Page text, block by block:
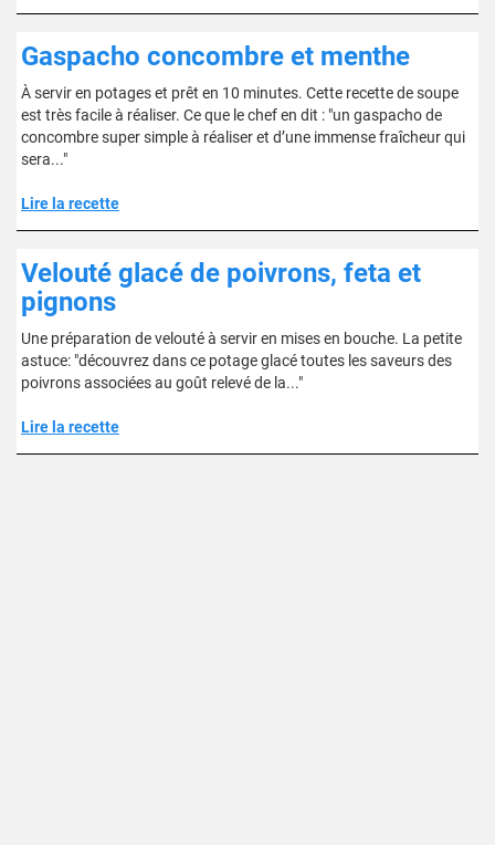
Gaspacho concombre et menthe
À servir en potages et prêt en 10 minutes. Cette recette de soupe
est très facile à réaliser. Ce que le chef en dit : "un gaspacho de
concombre super simple à réaliser et d’une immense fraîcheur qui
sera..."
Lire la recette
Velouté glacé de poivrons, feta et
pignons
Une préparation de velouté à servir en mises en bouche. La petite
astuce: "découvrez dans ce potage glacé toutes les saveurs des
poivrons associées au goût relevé de la..."
Lire la recette